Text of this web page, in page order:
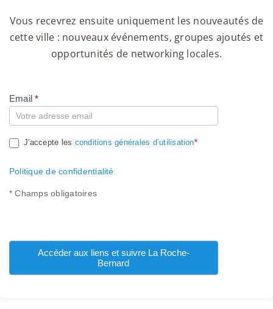
Vous recevrez ensuite uniquement les nouveautés de
cette ville : nouveaux événements, groupes ajoutés et
opportunités de networking locales.
Compte
Email*
J'accepte les conditions générales d’utilisation*
Politique de confidentialité
* Champs obligatoires
Accéder aux liens et suivre La Roche-
Bernard